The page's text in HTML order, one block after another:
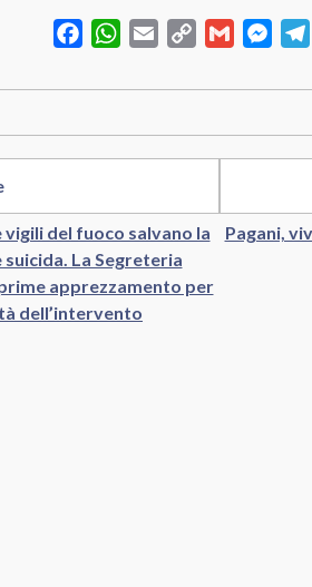
FacebookWhatsApp
Email
Copy
Gmail
del fuoco salvano la
suicida. La Segreteria
apprezzamento per
dell’intervento
Pagani,